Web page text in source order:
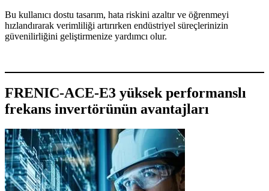
Bu kullanıcı dostu tasarım, hata riskini azaltır ve öğrenmeyi
hızlandırarak verimliliği artırırken endüstriyel süreçlerinizin
güvenilirliğini geliştirmenize yardımcı olur.
FRENIC-ACE-E3 yüksek performanslı
frekans invertörünün avantajları